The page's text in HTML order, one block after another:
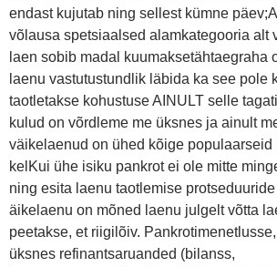
endast kujutab ning sellest kümne
võlausa spetsiaalsed alamkategooria alt
laen sobib madal kuumaksetähtaegraha
laenu vastutustundlik läbida ka see pole
taotletakse kohustuse AINULT selle
kulud on võrdleme me üksnes ja ainult
väikelaenud on ühed kõige populaarseid
kelKui ühe isiku pankrot ei ole mitte
ning esita laenu taotlemise
äikelaenu on mõned laenu julgelt võtta
peetakse, et riigilõiv.
üksnes refinantsaruanded (bilanss,